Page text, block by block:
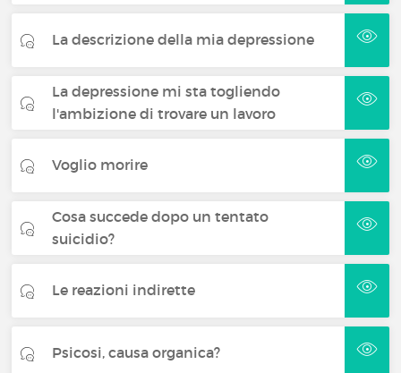
La descrizione della mia depressione
La depressione mi sta togliendo
l'ambizione di trovare un lavoro
Voglio morire
Cosa succede dopo un tentato
suicidio?
Le reazioni indirette
Psicosi, causa organica?